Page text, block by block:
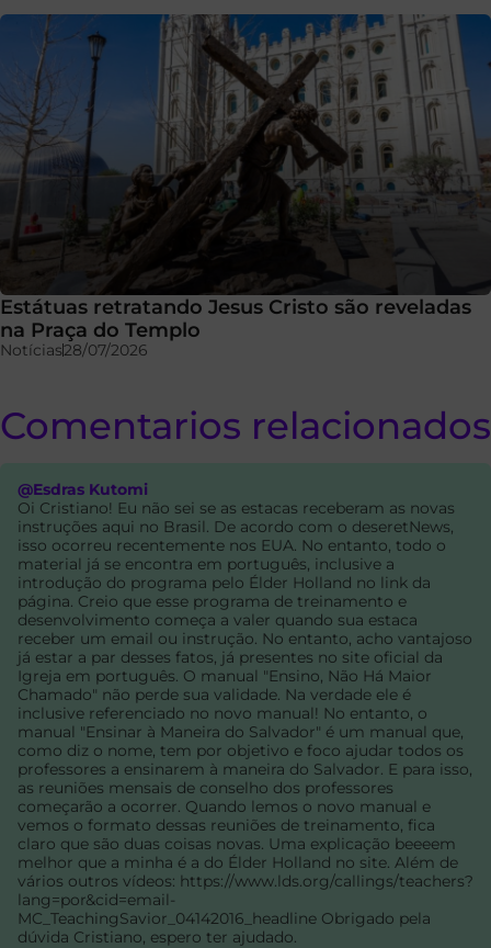
Estátuas retratando Jesus Cristo são reveladas
na Praça do Templo
Notícias28/07/2026
Comentarios relacionados
@Esdras Kutomi
Oi Cristiano! Eu não sei se as estacas receberam as novas
instruções aqui no Brasil. De acordo com o deseretNews,
isso ocorreu recentemente nos EUA. No entanto, todo o
material já se encontra em português, inclusive a
introdução do programa pelo Élder Holland no link da
página. Creio que esse programa de treinamento e
desenvolvimento começa a valer quando sua estaca
receber um email ou instrução. No entanto, acho vantajoso
já estar a par desses fatos, já presentes no site oficial da
Igreja em português. O manual "Ensino, Não Há Maior
Chamado" não perde sua validade. Na verdade ele é
inclusive referenciado no novo manual! No entanto, o
manual "Ensinar à Maneira do Salvador" é um manual que,
como diz o nome, tem por objetivo e foco ajudar todos os
professores a ensinarem à maneira do Salvador. E para isso,
as reuniões mensais de conselho dos professores
começarão a ocorrer. Quando lemos o novo manual e
vemos o formato dessas reuniões de treinamento, fica
claro que são duas coisas novas. Uma explicação beeeem
melhor que a minha é a do Élder Holland no site. Além de
vários outros vídeos: https://www.lds.org/callings/teachers?
lang=por&cid=email-
MC_TeachingSavior_04142016_headline Obrigado pela
dúvida Cristiano, espero ter ajudado.